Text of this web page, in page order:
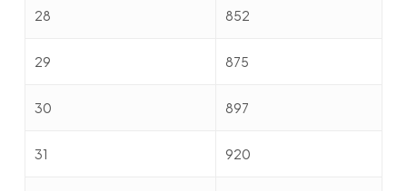
28 852
29 875
30 897
31 920